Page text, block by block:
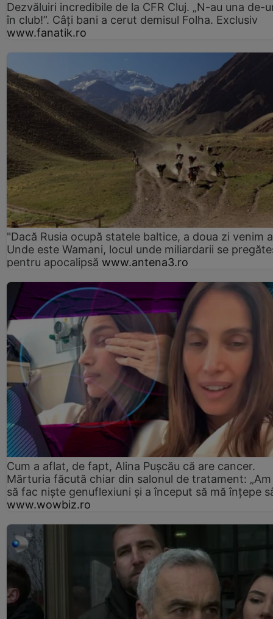
Dezvăluiri incredibile de la CFR Cluj. „N-au una de-
în club!”. Câți bani a cerut demisul Folha. Exclusiv
www.fanatik.ro
"Dacă Rusia ocupă statele baltice, a doua zi venim
Unde este Wamani, locul unde miliardarii se
pentru apocalipsă www.antena3.ro
Cum a aflat, de fapt, Alina Pușcău că are cancer.
Mărturia făcută chiar din salonul de tratament:
să fac niște genuflexiuni și a început să mă înțepe
www.wowbiz.ro